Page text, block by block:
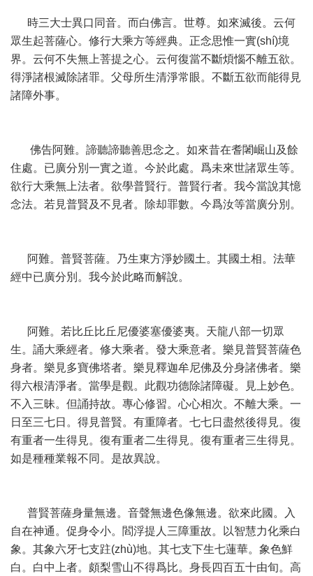
時三大士異口同音。而白佛言。世尊。如來滅後。云何
眾生起菩薩心。修行大乘方等經典。正念思惟一實(shí)境
界。云何不失無上菩提之心。云何復當不斷煩惱不離五欲。
得淨諸根滅除諸罪。父母所生清淨常眼。不斷五欲而能得見
諸障外事。
佛告阿難。諦聽諦聽善思念之。如來昔在耆闍崛山及餘
住處。已廣分別一實之道。今於此處。爲未來世諸眾生等。
欲行大乘無上法者。欲學普賢行。普賢行者。我今當說其憶
念法。若見普賢及不見者。除却罪數。今爲汝等當廣分別。
阿難。普賢菩薩。乃生東方淨妙國土。其國土相。法華
經中已廣分別。我今於此略而解說。
阿難。若比丘比丘尼優婆塞優婆夷。天龍八部一切眾
生。誦大乘經者。修大乘者。發大乘意者。樂見普賢菩薩色
身者。樂見多寶佛塔者。樂見釋迦牟尼佛及分身諸佛者。樂
得六根清淨者。當學是觀。此觀功德除諸障礙。見上妙色。
不入三昧。但誦持故。專心修習。心心相次。不離大乘。一
日至三七日。得見普賢。有重障者。七七日盡然後得見。復
有重者一生得見。復有重者二生得見。復有重者三生得見。
如是種種業報不同。是故異說。
普賢菩薩身量無邊。音聲無邊色像無邊。欲來此國。入
自在神通。促身令小。閻浮提人三障重故。以智慧力化乘白
象。其象六牙七支跓(zhù)地。其七支下生七蓮華。象色鮮
白。白中上者。頗梨雪山不得爲比。身長四百五十由旬。高